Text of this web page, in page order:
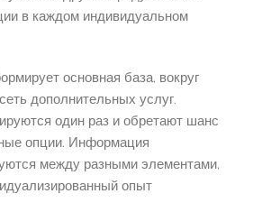
в каждом индивидуальном
основная база, вокруг
дополнительных услуг.
один раз и обретают шанс
опции. Информация
между разными элементами,
опыт